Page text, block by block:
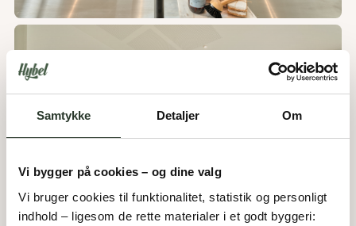
Samtykke Detaljer Om
Vi bygger på cookies – og dine valg
Vi bruger cookies til funktionalitet, statistik og personligt
indhold – ligesom de rette materialer i et godt byggeri: